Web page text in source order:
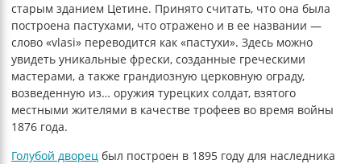
старым зданием Цетине. Принято считать, что она была
построена пастухами, что отражено и в ее названии —
слово «vlasi» переводится как «пастухи». Здесь можно
увидеть уникальные фрески, созданные греческими
мастерами, а также грандиозную церковную ограду,
возведенную из… оружия турецких солдат, взятого
местными жителями в качестве трофеев во время войны
1876 года.
Голубой дворец был построен в 1895 году для наследника